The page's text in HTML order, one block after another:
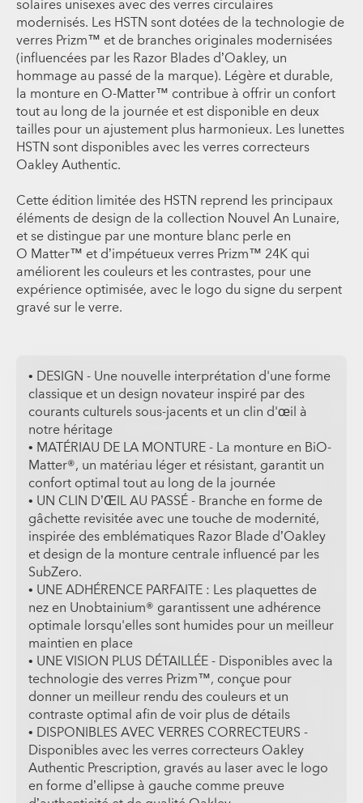
solaires unisexes avec des verres circulaires
modernisés. Les HSTN sont dotées de la technologie de
verres Prizm™ et de branches originales modernisées
(influencées par les Razor Blades d’Oakley, un
hommage au passé de la marque). Légère et durable,
la monture en O-Matter™ contribue à offrir un confort
tout au long de la journée et est disponible en deux
tailles pour un ajustement plus harmonieux. Les lunettes
HSTN sont disponibles avec les verres correcteurs
Oakley Authentic.
​Cette édition limitée des HSTN reprend les principaux
éléments de design de la collection Nouvel An Lunaire,
et se distingue par une monture blanc perle en
O Matter™ et d’impétueux verres Prizm™ 24K qui
améliorent les couleurs et les contrastes, pour une
expérience optimisée, avec le logo du signe du serpent
gravé sur le verre.
• DESIGN - Une nouvelle interprétation d'une forme
classique et un design novateur inspiré par des
courants culturels sous-jacents et un clin d'œil à
notre héritage
• MATÉRIAU DE LA MONTURE - La monture en BiO-
Matter®, un matériau léger et résistant, garantit un
confort optimal tout au long de la journée
• UN CLIN D’ŒIL AU PASSÉ - Branche en forme de
gâchette revisitée avec une touche de modernité,
inspirée des emblématiques Razor Blade d’Oakley
et design de la monture centrale influencé par les
SubZero.
• UNE ADHÉRENCE PARFAITE : Les plaquettes de
nez en Unobtainium® garantissent une adhérence
optimale lorsqu'elles sont humides pour un meilleur
maintien en place
• UNE VISION PLUS DÉTAILLÉE - Disponibles avec la
technologie des verres Prizm™, conçue pour
donner un meilleur rendu des couleurs et un
contraste optimal afin de voir plus de détails
• DISPONIBLES AVEC VERRES CORRECTEURS -
Disponibles avec les verres correcteurs Oakley
Authentic Prescription, gravés au laser avec le logo
en forme d’ellipse à gauche comme preuve